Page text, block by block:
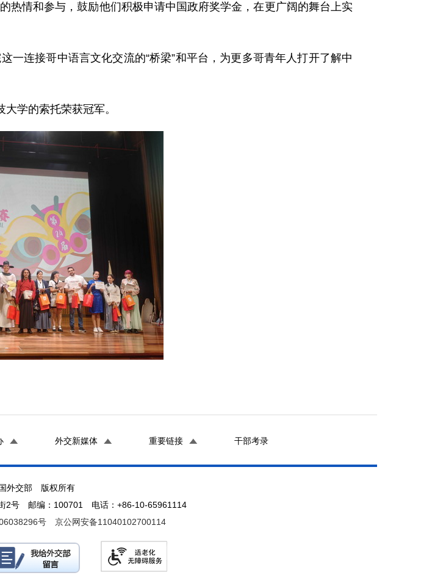
热情和参与，鼓励他们积极申请中国政府奖学金，在更广阔的舞台上实
连接哥中语言文化交流的“桥梁”和平台，为更多哥青年人打开了解中
学的索托荣获冠军。
外交新媒体 重要链接 干部考录
外交部 版权所有
2号 邮编：100701 电话：+86-10-65961114
号 京公网安备11040102700114